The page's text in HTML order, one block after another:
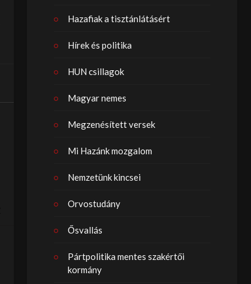
Hazafiak a tisztánlátásért
Hírek és politika
HUN csillagok
Magyar nemes
Megzenésített versek
Mi Hazánk mozgalom
Nemzetünk kincsei
Orvostudány
Ősvallás
Pártpolitika mentes szakértői
kormány